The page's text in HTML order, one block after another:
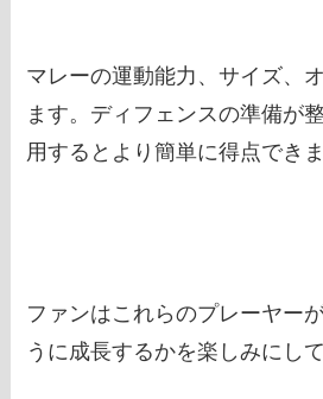
マレーの運動能力、サイズ、
ます。ディフェンスの準備が
用するとより簡単に得点できま
ファンはこれらのプレーヤー
うに成長するかを楽しみにして